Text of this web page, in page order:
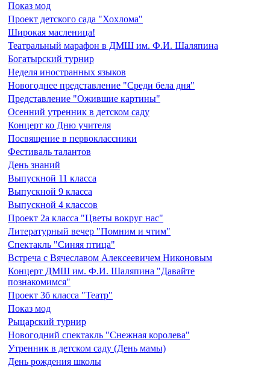
Показ мод
Проект детского сада "Хохлома"
Широкая масленица!
Театральный марафон в ДМШ им. Ф.И. Шаляпина
Богатырский турнир
Неделя иностранных языков
Новогоднее представление "Среди бела дня"
Представление "Ожившие картины"
Осенний утренник в детском саду
Концерт ко Дню учителя
Посвящение в первоклассники
Фестиваль талантов
День знаний
Выпускной 11 класса
Выпускной 9 класса
Выпускной 4 классов
Проект 2а класса "Цветы вокруг нас"
Литературный вечер "Помним и чтим"
Спектакль "Синяя птица"
Встреча с Вячеславом Алексеевичем Никоновым
Концерт ДМШ им. Ф.И. Шаляпина "Давайте
познакомимся"
Проект 3б класса "Театр"
Показ мод
Рыцарский турнир
Новогодний спектакль "Снежная королева"
Утренник в детском саду (День мамы)
День рождения школы